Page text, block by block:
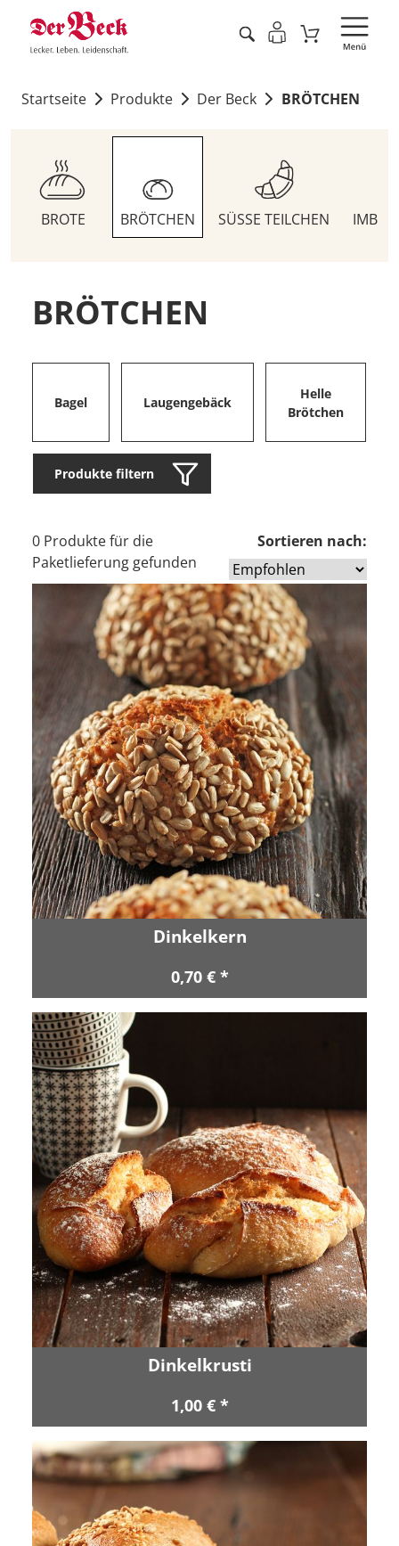
Startseite Produkte Der Beck BRÖTCHEN
BROTE BRÖTCHEN SÜSSE TEILCHEN
BRÖTCHEN
Bagel Laugengebäck
Helle
Brötchen
Produkte filtern
0 Produkte für die
Paketlieferung gefunden
Sortieren nach:
Dinkelkern
0,70 € *
Dinkelkrusti
1,00 € *